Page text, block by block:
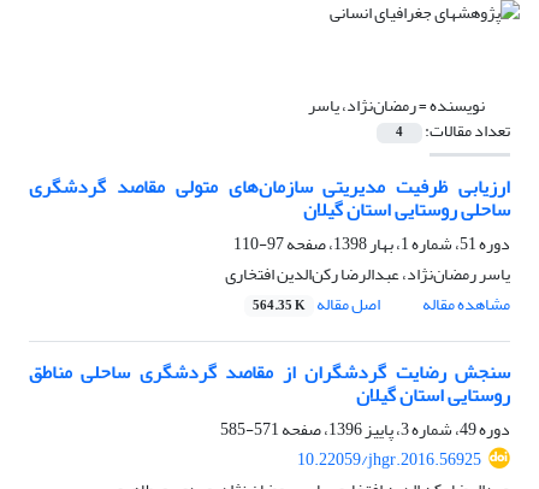
نویسنده =رمضان‌نژاد، یاسر
تعداد مقالات: 4
ارزیابی ظرفیت مدیریتی سازمان‌های متولی مقاصد گردشگری
ساحلی روستایی استان گیلان
دوره 51، شماره 1، بهار 1398، صفحه
97-110
یاسر رمضان‌نژاد، عبدالرضا رکن‌الدین افتخاری
مشاهده مقاله
اصل مقاله 564.35 K
سنجش رضایت‌ گردشگران از مقاصد گردشگری ساحلی مناطق
روستایی استان گیلان
دوره 49، شماره 3، پاییز 1396، صفحه
571-585
10.22059/jhgr.2016.56925